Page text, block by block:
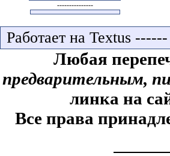
---------------
Работает на Textus ------
Любая
предварительным,
линка на
Все права